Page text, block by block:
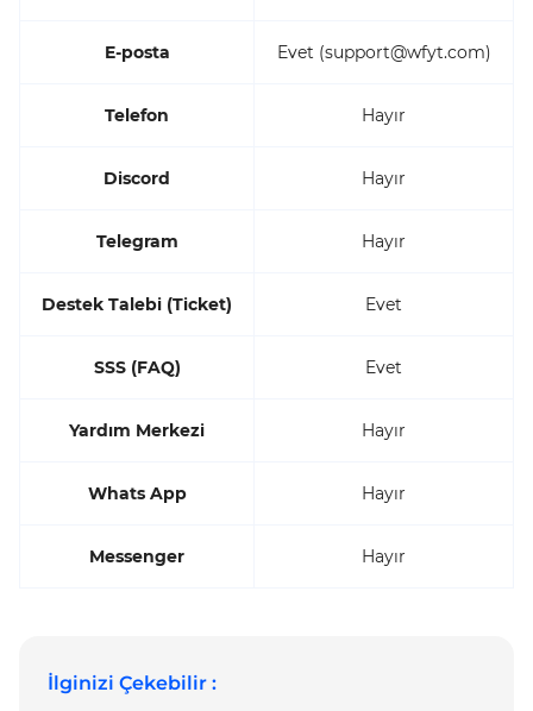
E-posta Evet (support@wfyt.com)
Telefon Hayır
Discord Hayır
Telegram Hayır
Destek Talebi (Ticket) Evet
SSS (FAQ) Evet
Yardım Merkezi Hayır
Whats App Hayır
Messenger Hayır
İlginizi Çekebilir :